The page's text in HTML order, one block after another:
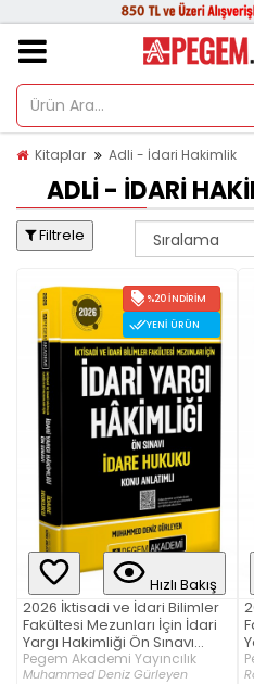
Kitaplar Adli - İdari Hakimlik
ADLI - İDARI
Filtrele
%20 İNDIRIM
YENI ÜRÜN
Hızlı Bakış
2026 İktisadi ve İdari Bilimler
Fakültesi Mezunları İçin İdari
Yargı Hakimliği Ön Sınavı
İdare Hukuku Konu Anlatımlı
Pegem Akademi Yayıncılık
Muhammed Deniz Gürleyen